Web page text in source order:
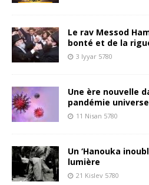
Le rav Messod
bonté et de la
3 Iyyar 5780
Une ère nouvelle
pandémie
11 Nisan 5780
Un ‘Hanouka
lumière
21 Kislev 5780